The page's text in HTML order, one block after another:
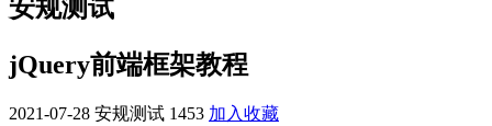
安规测试
jQuery前端框架教程
2021-07-28 安规测试 1453 加入收藏